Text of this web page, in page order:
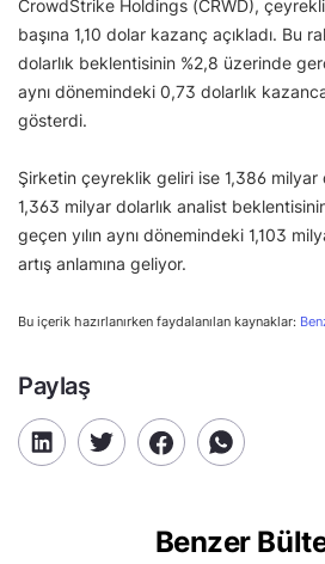
CrowdStrike Holdings (CRWD),
başına 1,10 dolar kazanç açıkladı. Bu
dolarlık beklentisinin %2,8 üzerinde
aynı dönemindeki 0,73 dolarlık
gösterdi.
Şirketin çeyreklik geliri ise 1,386 milyar
1,363 milyar dolarlık analist
geçen yılın aynı dönemindeki 1,103
artış anlamına geliyor.
Bu içerik hazırlanırken faydalanılan kaynaklar:
Paylaş
Benzer